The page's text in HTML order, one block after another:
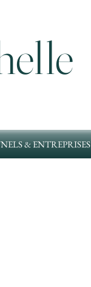
& ENTREPRISES